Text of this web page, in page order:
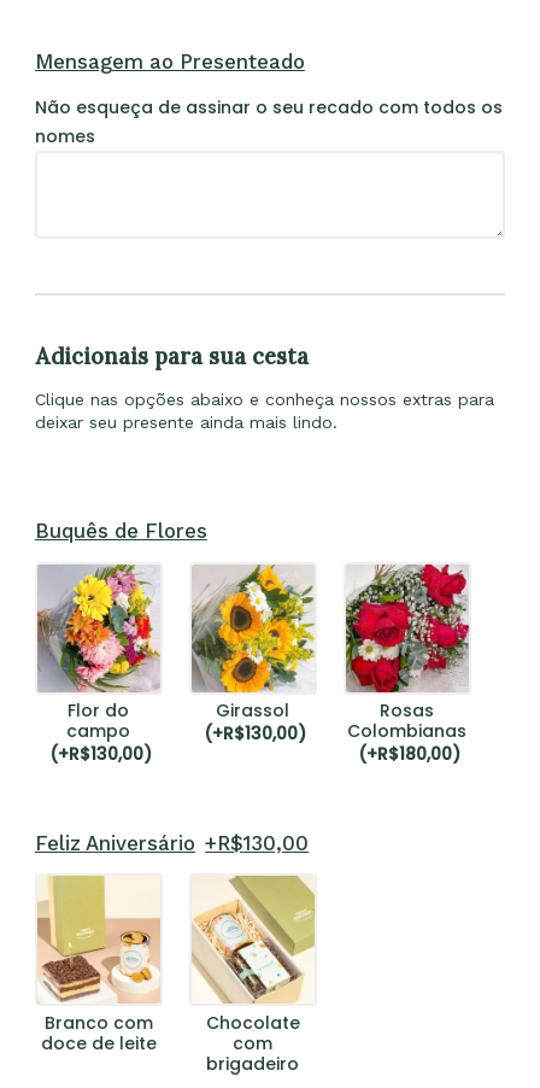
Mensagem ao Presenteado
Não esqueça de assinar o seu recado com todos os
nomes
Adicionais para sua cesta
Clique nas opções abaixo e conheça nossos extras para
deixar seu presente ainda mais lindo.
Buquês de Flores
Flor do
campo
(+R$130,00)
Girassol
(+R$130,00)
Rosas
Colombianas
(+R$180,00)
Feliz Aniversário +R$130,00
Branco com
doce de leite
Chocolate
com
brigadeiro